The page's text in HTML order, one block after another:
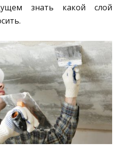
знать какой слой